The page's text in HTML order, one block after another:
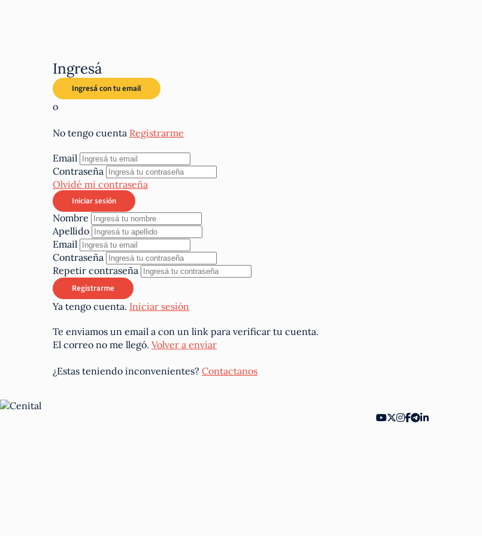
Ingresá
o
No tengo cuenta Registrarme
Email
Contraseña
Olvidé mi contraseña
Nombre
Apellido
Email
Contraseña
Repetir contraseña
Ya tengo cuenta. Iniciar sesión
Te enviamos un email a con un link para verificar tu cuenta.
El correo no me llegó. Volver a enviar
¿Estas teniendo inconvenientes? Contactanos